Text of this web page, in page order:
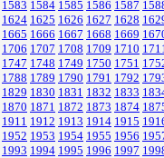
1583 1584 1585 1586 1587
1624 1625 1626 1627 1628
1665 1666 1667 1668 1669
1706 1707 1708 1709 1710
1747 1748 1749 1750 1751
1788 1789 1790 1791 1792
1829 1830 1831 1832 1833
1870 1871 1872 1873 1874
1911 1912 1913 1914 1915
1952 1953 1954 1955 1956
1993 1994 1995 1996 1997